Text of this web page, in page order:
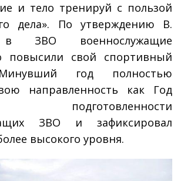
и тело тренируй с пользой
дела». По утверждению В.
в ЗВО военнослужащие
повысили свой спортивный
год полностью
направленность как Год
подготовленности
ЗВО и зафиксировал
высокого уровня.